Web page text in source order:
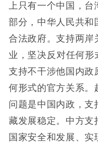
上只有一个中国，台
部分，中华人民共和
合法政府。支持两岸
业，坚决反对任何形
支持不干涉他国内政
何形式的官方关系。
问题是中国内政，支
藏发展稳定。中方支
国家安全和发展、